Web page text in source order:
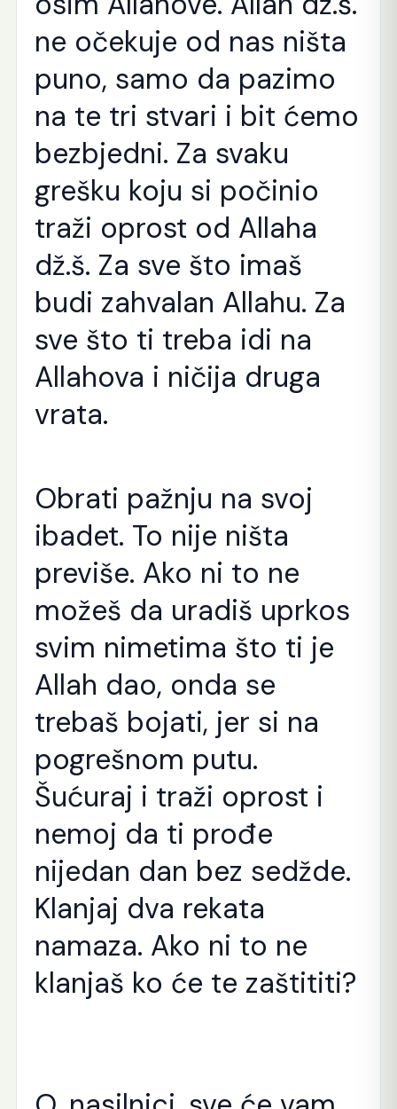
ne očekuje od nas ništa
puno, samo da pazimo
na te tri stvari i bit ćemo
bezbjedni. Za svaku
grešku koju si počinio
traži oprost od Allaha
dž.š. Za sve što imaš
budi zahvalan Allahu. Za
sve što ti treba idi na
Allahova i ničija druga
vrata.
Obrati pažnju na svoj
ibadet. To nije ništa
previše. Ako ni to ne
možeš da uradiš uprkos
svim nimetima što ti je
Allah dao, onda se
trebaš bojati, jer si na
pogrešnom putu.
Šućuraj i traži oprost i
nemoj da ti prođe
nijedan dan bez sedžde.
Klanjaj dva rekata
namaza. Ako ni to ne
klanjaš ko će te zaštititi?